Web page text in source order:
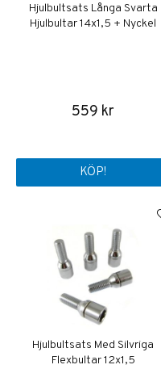
Hjulbultsats Långa Svarta
Hjulbultar 14x1,5 + Nyckel
559 kr
KÖP!
Hjulbultsats Med Silvriga
Flexbultar 12x1,5